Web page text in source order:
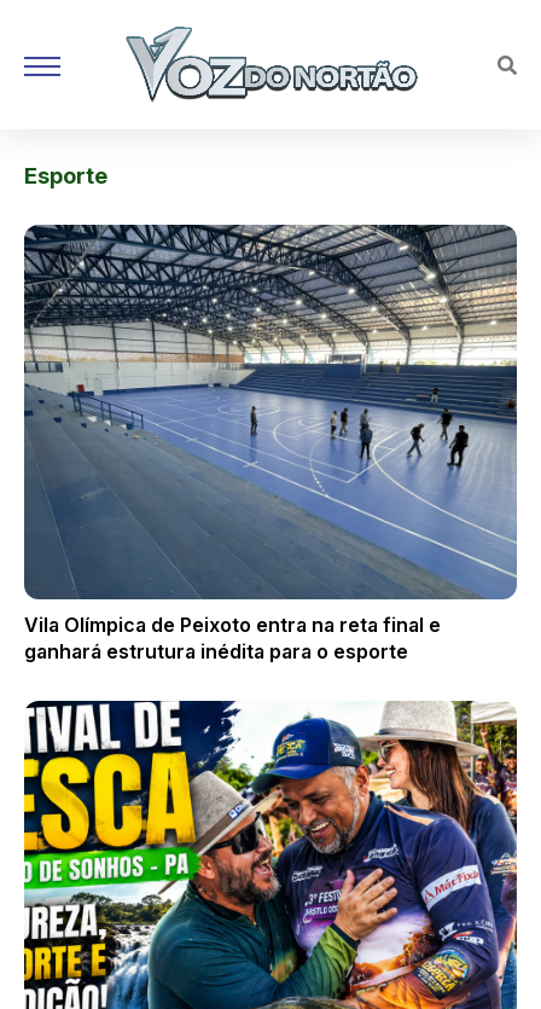
Esporte
Vila Olímpica de Peixoto entra na reta final e
ganhará estrutura inédita para o esporte